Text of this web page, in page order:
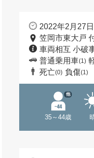
2022年2月27
笠岡市東大戸
車両相互 小破
普通乗用車(1)
死亡(0) 負傷(1)
35～44歳
他